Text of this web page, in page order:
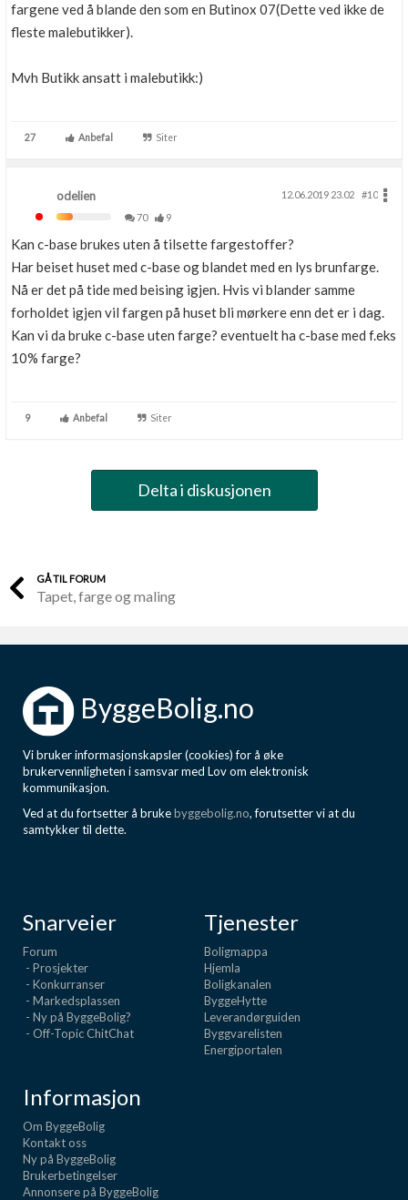
fargene ved å blande den som en Butinox 07(Dette ved ikke de
fleste malebutikker).
Mvh Butikk ansatt i malebutikk:)
27 Anbefal Siter
odelien 12.06.2019 23.02
#10
70
9
Kan c-base brukes uten å tilsette fargestoffer?
Har beiset huset med c-base og blandet med en lys brunfarge.
Nå er det på tide med beising igjen. Hvis vi blander samme
forholdet igjen vil fargen på huset bli mørkere enn det er i dag.
Kan vi da bruke c-base uten farge? eventuelt ha c-base med f.eks
10% farge?
9 Anbefal Siter
Delta i diskusjonen
GÅ TIL FORUM
Tapet, farge og maling
ByggeBolig.no
Vi bruker informasjonskapsler (cookies) for å øke
brukervennligheten i samsvar med Lov om elektronisk
kommunikasjon.
Ved at du fortsetter å brukebyggebolig.no, forutsetter vi at du
samtykker til dette.
Snarveier
Forum
- Prosjekter
- Konkurranser
- Markedsplassen
- Ny på ByggeBolig?
- Off-Topic ChitChat
Tjenester
Boligmappa
Hjemla
Boligkanalen
ByggeHytte
Leverandørguiden
Byggvarelisten
Energiportalen
Informasjon
Om ByggeBolig
Kontakt oss
Ny på ByggeBolig
Brukerbetingelser
Annonsere på ByggeBolig